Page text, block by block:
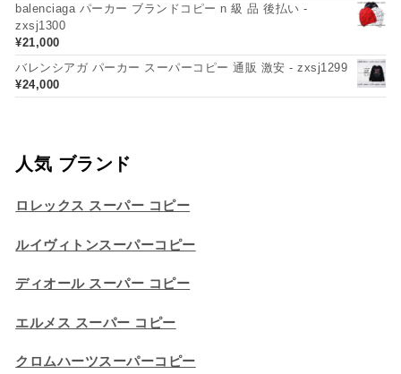
balenciaga パーカー ブランドコピー n 級 品 後払い -
zxsj1300
¥21,000
バレンシアガ パーカー スーパーコピー 通販 激安 - zxsj1299
¥24,000
人気 ブランド
ロレックス スーパー コピー
ルイヴィトンスーパーコピー
ディオール スーパー コピー
エルメス スーパー コピー
クロムハーツスーパーコピー